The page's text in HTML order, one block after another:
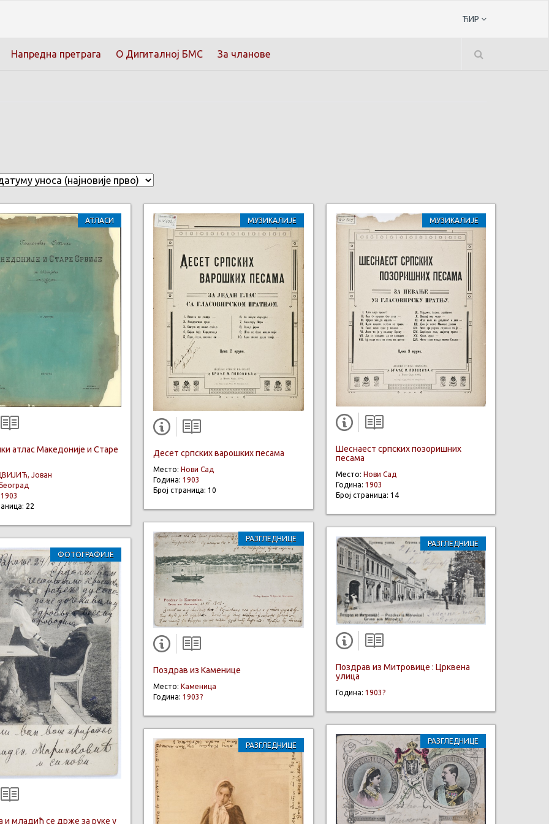
ЋИР
Напредна претрага О Дигиталној БМС За чланове
АТЛАСИ
атлас Македоније и Старе
Јован
1903
22
ФОТОГРАФИЈЕ
и младић се држе за руке у
МУЗИКАЛИЈЕ
Десет српских варошких песама
Место: Нови Сад
Година: 1903
Број страница: 10
РАЗГЛЕДНИЦЕ
Поздрав из Каменице
Место: Каменица
Година: 1903?
РАЗГЛЕДНИЦЕ
МУЗИКАЛИЈЕ
Шеснаест српских позоришних
песама
Место: Нови Сад
Година: 1903
Број страница: 14
РАЗГЛЕДНИЦЕ
Поздрав из Митровице : Црквена
улица
Година: 1903?
РАЗГЛЕДНИЦЕ